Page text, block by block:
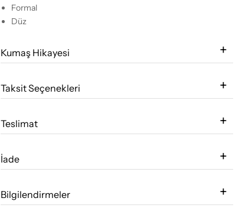
Formal
Düz
Kumaş Hikayesi
Taksit Seçenekleri
Teslimat
İade
Bilgilendirmeler